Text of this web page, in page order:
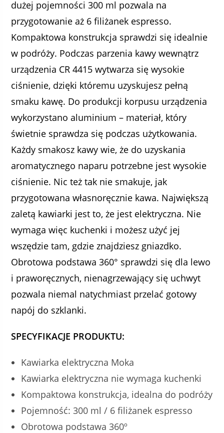
dużej pojemności 300 ml pozwala na
przygotowanie aż 6 filiżanek espresso.
Kompaktowa konstrukcja sprawdzi się idealnie
w podróży. Podczas parzenia kawy wewnątrz
urządzenia CR 4415 wytwarza się wysokie
ciśnienie, dzięki któremu uzyskujesz pełną
smaku kawę. Do produkcji korpusu urządzenia
wykorzystano aluminium – materiał, który
świetnie sprawdza się podczas użytkowania.
Każdy smakosz kawy wie, że do uzyskania
aromatycznego naparu potrzebne jest wysokie
ciśnienie. Nic też tak nie smakuje, jak
przygotowana własnoręcznie kawa. Największą
zaletą kawiarki jest to, że jest elektryczna. Nie
wymaga więc kuchenki i możesz użyć jej
wszędzie tam, gdzie znajdziesz gniazdko.
Obrotowa podstawa 360° sprawdzi się dla lewo
i praworęcznych, nienagrzewający się uchwyt
pozwala niemal natychmiast przelać gotowy
napój do szklanki.
SPECYFIKACJE PRODUKTU:
Kawiarka elektryczna Moka
Kawiarka elektryczna nie wymaga kuchenki
Kompaktowa konstrukcja, idealna do podróży
Pojemność: 300 ml / 6 filiżanek espresso
Obrotowa podstawa 360º